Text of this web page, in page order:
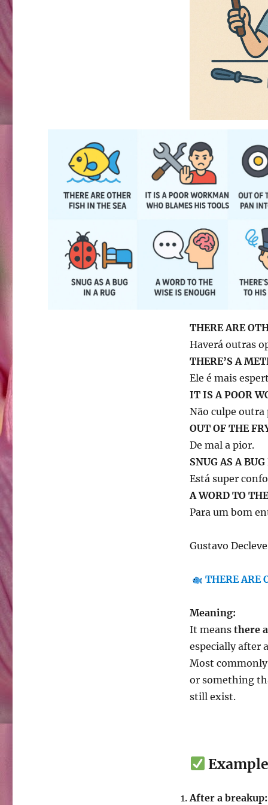
THERE ARE
Haverá outras
THERE’S A
Ele é mais
IT IS A POOR
Não culpe outra
OUT OF THE
De mal a pior.
SNUG AS A
Está super
A WORD TO
Para um bom
Gustavo
THERE ARE
Meaning:
It means there
especially after
Most
or something
still exist.
After a breakup: